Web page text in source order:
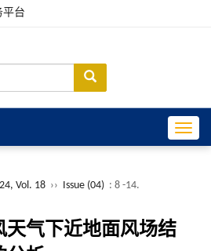
平台
Vol. 18 ›› Issue (04) : 8 -14.
天气下近地面风场结